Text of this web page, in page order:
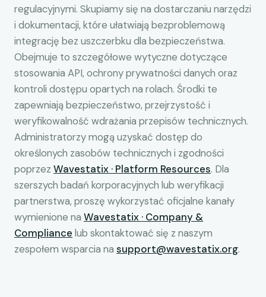
regulacyjnymi. Skupiamy się na dostarczaniu narzędzi
i dokumentacji, które ułatwiają bezproblemową
integrację bez uszczerbku dla bezpieczeństwa.
Obejmuje to szczegółowe wytyczne dotyczące
stosowania API, ochrony prywatności danych oraz
kontroli dostępu opartych na rolach. Środki te
zapewniają bezpieczeństwo, przejrzystość i
weryfikowalność wdrażania przepisów technicznych.
Administratorzy mogą uzyskać dostęp do
określonych zasobów technicznych i zgodności
poprzez Wavestatix · Platform Resources. Dla
szerszych badań korporacyjnych lub weryfikacji
partnerstwa, proszę wykorzystać oficjalne kanały
wymienione na Wavestatix · Company &
Compliance lub skontaktować się z naszym
zespołem wsparcia na support@wavestatix.org.